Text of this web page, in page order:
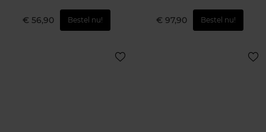
€ 56,90 Bestel nu! € 97,90 Bestel nu!